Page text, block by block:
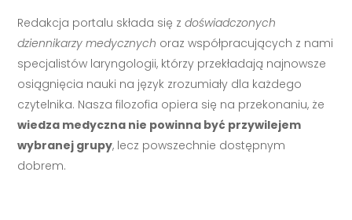
Redakcja portalu składa się zdoświadczonych
dziennikarzy medycznych oraz współpracujących z nami
specjalistów laryngologii, którzy przekładają najnowsze
osiągnięcia nauki na język zrozumiały dla każdego
czytelnika. Nasza filozofia opiera się na przekonaniu, że
wiedza medyczna nie powinna być przywilejem
wybranej grupy, lecz powszechnie dostępnym
dobrem.